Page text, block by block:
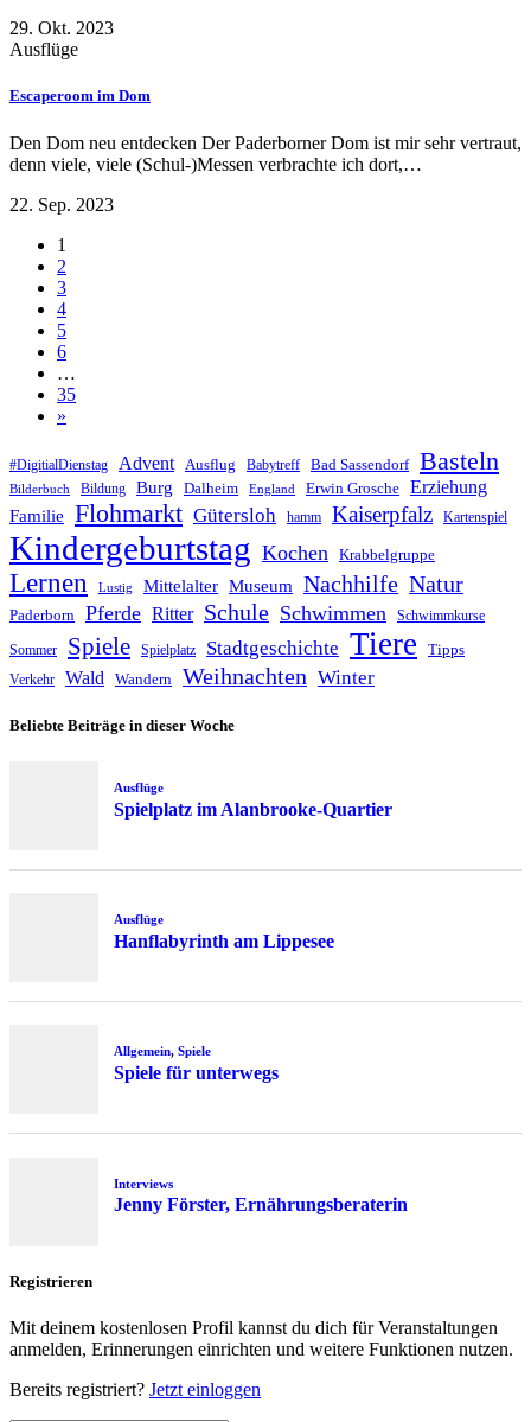
29. Okt. 2023
Ausflüge
Escaperoom im Dom
Den Dom neu entdecken Der Paderborner Dom ist mir sehr vertraut,
denn viele, viele (Schul-)Messen verbrachte ich dort,…
22. Sep. 2023
1
2
3
4
5
6
…
35
»
#DigitialDienstag Advent Ausflug Babytreff Bad Sassendorf Basteln
Bilderbuch Bildung Burg Dalheim England Erwin Grosche Erziehung
Familie Flohmarkt Gütersloh hamm Kaiserpfalz Kartenspiel
Kindergeburtstag Kochen Krabbelgruppe
Lernen Lustig Mittelalter Museum Nachhilfe Natur
Paderborn Pferde Ritter Schule Schwimmen Schwimmkurse
Sommer Spiele Spielplatz Stadtgeschichte Tiere Tipps
Verkehr Wald Wandern Weihnachten Winter
Beliebte Beiträge in dieser Woche
Ausflüge
Spielplatz im Alanbrooke-Quartier
Ausflüge
Hanflabyrinth am Lippesee
Allgemein, Spiele
Spiele für unterwegs
Interviews
Jenny Förster, Ernährungsberaterin
Registrieren
Mit deinem kostenlosen Profil kannst du dich für Veranstaltungen
anmelden, Erinnerungen einrichten und weitere Funktionen nutzen.
Bereits registriert? Jetzt einloggen